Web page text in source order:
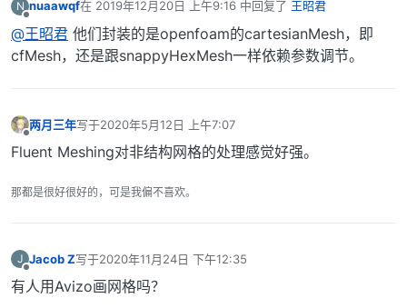
N nuaawqf在 2019年12月20日 上午9:16 中回复了 王昭君
最后由 编辑
@王昭君 他们封装的是openfoam的cartesianMesh，即
cfMesh，还是跟snappyHexMesh一样依赖参数调节。
两月三年写于2020年5月12日 上午7:07
最后由 编辑
Fluent Meshing对非结构网格的处理感觉好强。
那都是很好很好的，可是我偏不喜欢。
J
离线
Jacob Z写于2020年11月24日 下午12:35
最后由 编辑
有人用Avizo画网格吗？